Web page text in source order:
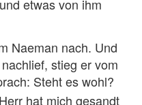
etwas von ihm
Naeman nach. Und
stieg er vom
Steht es wohl?
hat mich gesandt